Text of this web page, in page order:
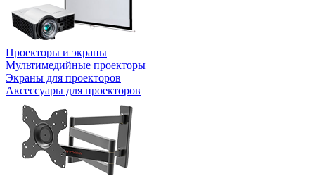
Проекторы и экраны
Мультимедийные проекторы
Экраны для проекторов
Аксессуары для проекторов